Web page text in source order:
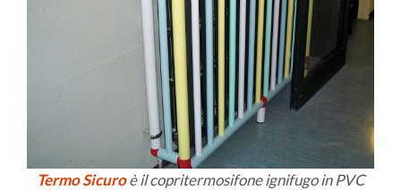
Termo Sicuroè il copritermosifone ignifugo in PVC